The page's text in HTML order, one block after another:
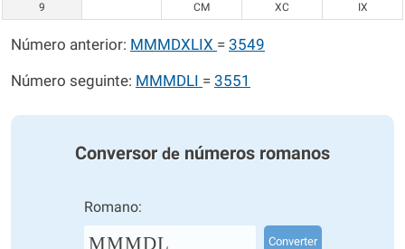
9
CM XC IX
Número anterior: MMMDXLIX = 3549
Número seguinte: MMMDLI = 3551
Conversor de números romanos
Romano:
MMMDL Converter